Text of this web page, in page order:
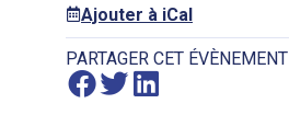
Ajouter à iCal
PARTAGER CET ÉVÈNEMENT